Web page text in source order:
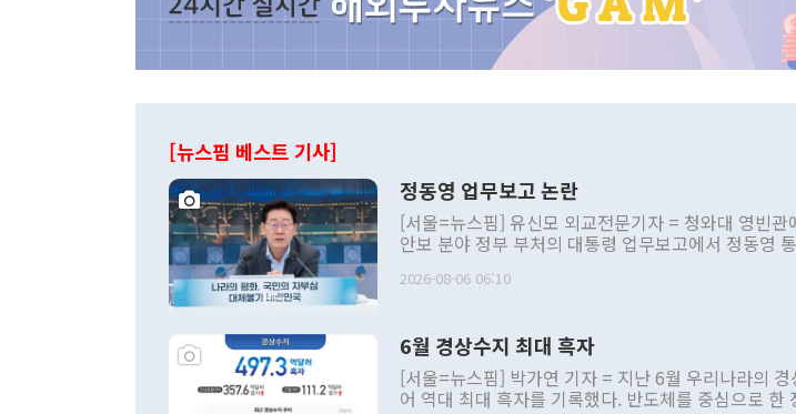
[뉴스핌 베스트 기사]
정동영 업무보고 논란
[서울=뉴스핌] 유신모 외교전문기자 = 청와대 영빈관
안보 분야 정부 부처의 대통령 업무보고에서 정동영
발언 중에는 정부 내 조율을 거치지 않은 사안을 정책
주의적 희망에 근거한 비현실적 구상'이라는 비판을 내
관의 대북 정책 관련 발언이 물의를 빚은 적은 여러 번
관 부처 장관이 공개적으로 부정적 입장을 표명한 것
2026-08-06 06:10
6월 경상수지 최대 흑자
[서울=뉴스핌] 박가연 기자 = 지난 6월 우리나라의 경
어 역대 최대 흑자를 기록했다. 반도체를 중심으로 한